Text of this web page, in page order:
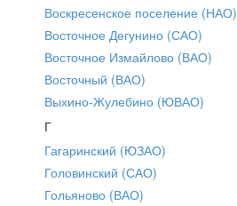
Воскресенское поселение (НАО)
Восточное Дегунино (САО)
Восточное Измайлово (ВАО)
Восточный (ВАО)
Выхино-Жулебино (ЮВАО)
Г
Гагаринский (ЮЗАО)
Головинский (САО)
Гольяново (ВАО)